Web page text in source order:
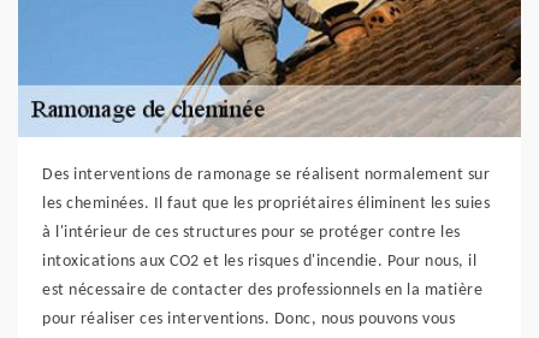
Des interventions de ramonage se réalisent normalement sur
les cheminées. Il faut que les propriétaires éliminent les suies
à l'intérieur de ces structures pour se protéger contre les
intoxications aux CO2 et les risques d'incendie. Pour nous, il
est nécessaire de contacter des professionnels en la matière
pour réaliser ces interventions. Donc, nous pouvons vous